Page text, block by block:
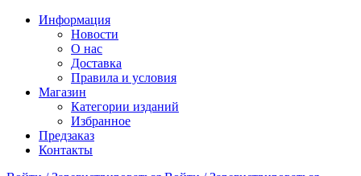
Информация
Новости
О нас
Доставка
Правила и условия
Магазин
Категории изданий
Избранное
Предзаказ
Контакты